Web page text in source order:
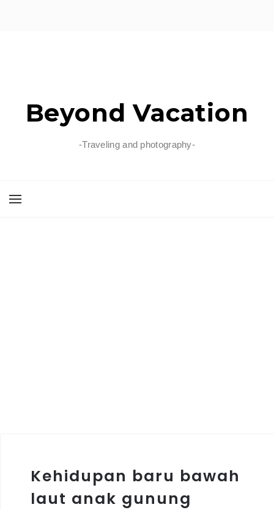
Beyond Vacation
-Traveling and photography-
Kehidupan baru bawah
laut anak gunung